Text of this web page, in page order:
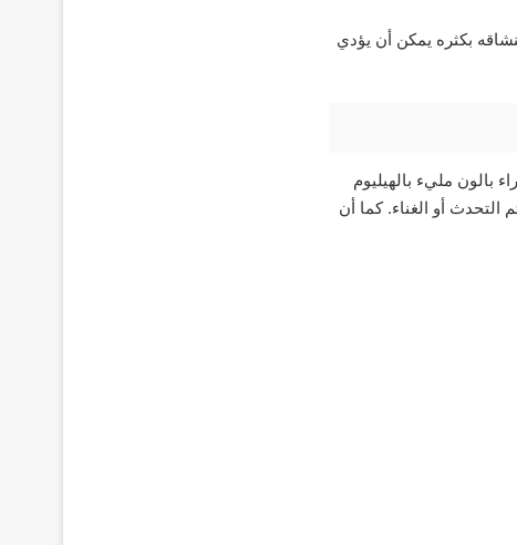
بكثره يمكن أن يؤدي
مليء بالهيليوم
أو الغناء. كما أن